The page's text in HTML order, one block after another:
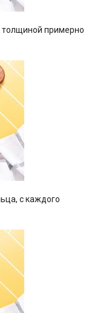
толщиной примерно
с каждого